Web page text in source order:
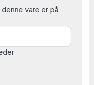
vare er på